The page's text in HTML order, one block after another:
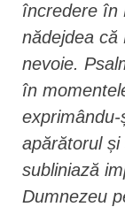
încredere în
nădejdea că
nevoie.
în
apărătorul și
subliniază
Dumnezeu